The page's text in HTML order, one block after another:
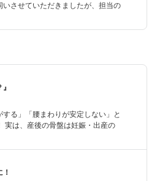
させていただきましたが、担当の
る」「腰まわりが安定しない」と
実は、産後の骨盤は妊娠・出産の